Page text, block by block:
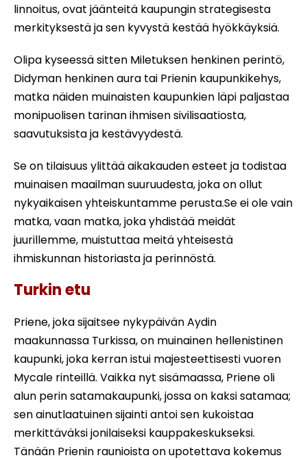
linnoitus, ovat jäänteitä kaupungin strategisesta
merkityksestä ja sen kyvystä kestää hyökkäyksiä.
Olipa kyseessä sitten Miletuksen henkinen perintö,
Didyman henkinen aura tai Prienin kaupunkikehys,
matka näiden muinaisten kaupunkien läpi paljastaa
monipuolisen tarinan ihmisen sivilisaatiosta,
saavutuksista ja kestävyydestä.
Se on tilaisuus ylittää aikakauden esteet ja todistaa
muinaisen maailman suuruudesta, joka on ollut
nykyaikaisen yhteiskuntamme perusta.Se ei ole vain
matka, vaan matka, joka yhdistää meidät
juurillemme, muistuttaa meitä yhteisestä
ihmiskunnan historiasta ja perinnöstä.
Turkin etu
Priene, joka sijaitsee nykypäivän Aydin
maakunnassa Turkissa, on muinainen hellenistinen
kaupunki, joka kerran istui majesteettisesti vuoren
Mycale rinteillä. Vaikka nyt sisämaassa, Priene oli
alun perin satamakaupunki, jossa on kaksi satamaa;
sen ainutlaatuinen sijainti antoi sen kukoistaa
merkittäväksi jonilaiseksi kauppakeskukseksi.
Tänään Prienin raunioista on upotettava kokemus